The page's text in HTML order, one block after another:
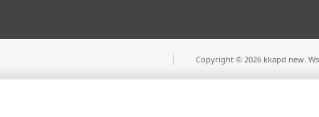
Copyright © 2026 kkapd new.